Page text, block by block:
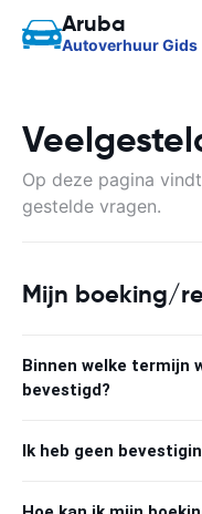
Aruba
Autoverhuur Gids
Op deze pagina
gestelde vragen.
Mijn boeking/
Binnen welke termijn
bevestigd?
Ik heb geen